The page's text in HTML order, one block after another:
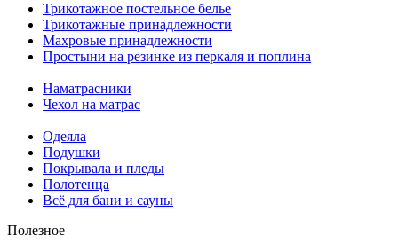
Трикотажное постельное белье
Трикотажные принадлежности
Махровые принадлежности
Простыни на резинке из перкаля и поплина
Наматрасники
Чехол на матрас
Одеяла
Подушки
Покрывала и пледы
Полотенца
Всё для бани и сауны
Полезное